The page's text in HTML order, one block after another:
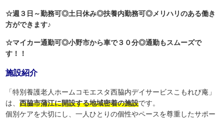
☆週３日～勤務可◎土日休み◎扶養内勤務可◎メリハリのある働き
方ができます♪
☆マイカー通勤可◎小野市から車で３０分◎通勤もスムーズで
す！！
施設紹介
「特別養護老人ホームコモエスタ西脇内デイサービスこもれび庵」
は、西脇市蒲江に開設する地域密着の施設です。
個別ケアを大切にし、一人ひとりの個性やペースを尊重したサポー